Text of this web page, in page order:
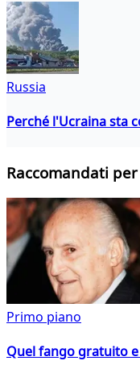
Russia
Perché l'Ucraina sta
Raccomandati
Primo piano
Quel fango gratuito